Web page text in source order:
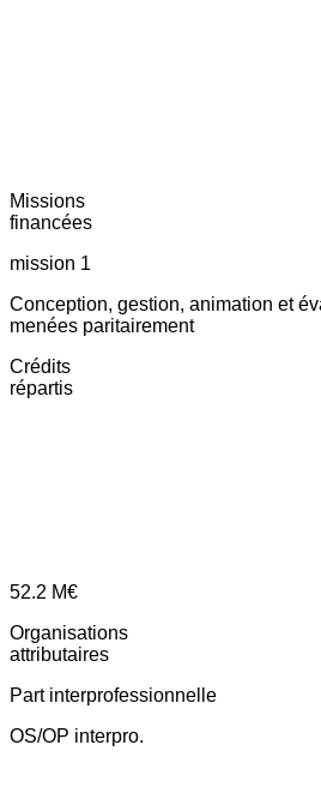
Missions
financées
mission 1
Conception, gestion, animation et
menées paritairement
Crédits
répartis
52.2 M€
Organisations
attributaires
Part interprofessionnelle
OS/OP interpro.